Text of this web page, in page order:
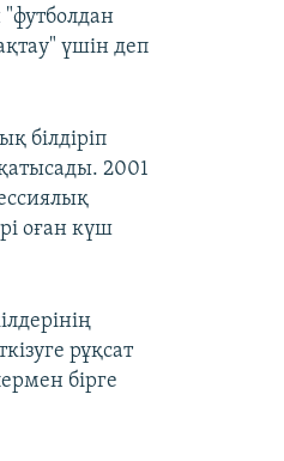
"футболдан
үшін деп
білдіріп
2001
оған күш
рұқсат
бірге